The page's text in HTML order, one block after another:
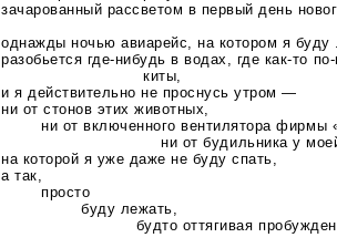
зачарованный рассветом в первый день
однажды ночью авиарейс, на котором я буду
разобьется где-нибудь в водах, где как-то
киты,
и я действительно не проснусь утром —
ни от стонов этих животных,
ни от включенного вентилятора фирмы
ни от будильника у моей
на которой я уже даже не буду спать,
а так,
просто
буду лежать,
будто оттягивая пробуждение